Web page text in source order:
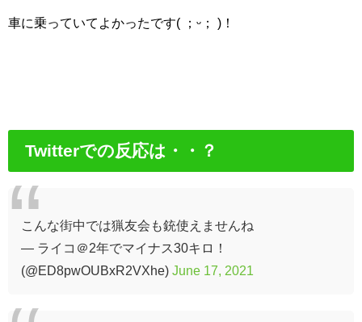
車に乗っていてよかったです( ；ᵕ； )！
Twitterでの反応は・・？
こんな街中では猟友会も銃使えませんね
— ライコ＠2年でマイナス30キロ！
(@ED8pwOUBxR2VXhe) June 17, 2021